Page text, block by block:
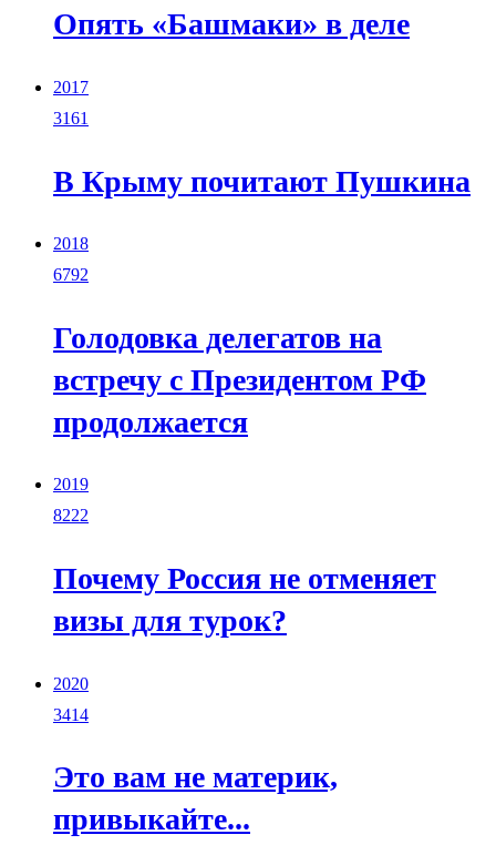
Опять «Башмаки» в деле
2017
3161
В Крыму почитают Пушкина
2018
6792
Голодовка делегатов на
встречу с Президентом РФ
продолжается
2019
8222
Почему Россия не отменяет
визы для турок?
2020
3414
Это вам не материк,
привыкайте...